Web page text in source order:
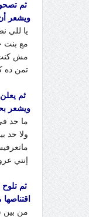
ثم
ويشعر أن
يا للي
مع بنت
مش كنت
تمن ده
ثم
ويشعر
ما حد
ولا حد
إنتي
ثم
من